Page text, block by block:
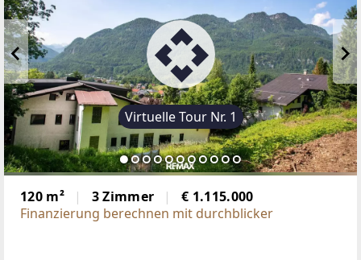
Virtuelle Tour Nr. 1
120 m² 3 Zimmer
€ 1.115.000
Finanzierung berechnen mit durchblicker